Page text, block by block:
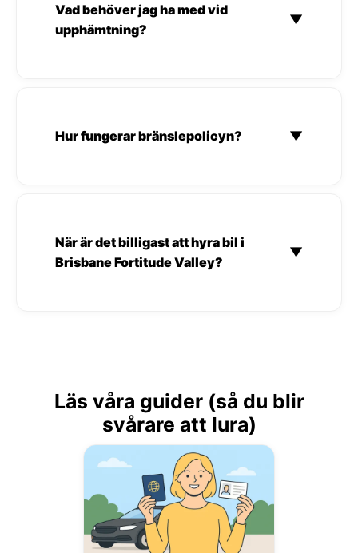
Vad behöver jag ha med vid
upphämtning?
▼
Hur fungerar bränslepolicyn? ▼
När är det billigast att hyra bil i
Brisbane Fortitude Valley?
▼
Läs våra guider (så du blir
svårare att lura)